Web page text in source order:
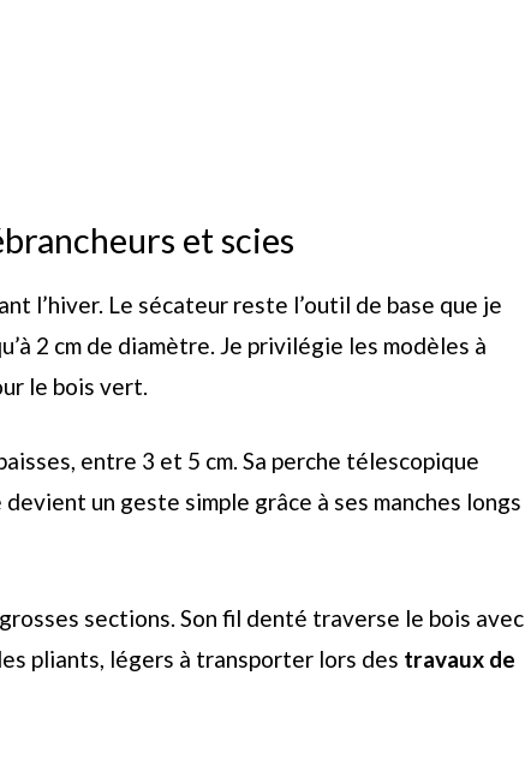
et scies
l’hiver. Le sécateur reste l’outil de base que je
2 cm de diamètre. Je privilégie les modèles à
le bois vert.
entre 3 et 5 cm. Sa perche télescopique
un geste simple grâce à ses manches longs
sections. Son fil denté traverse le bois avec
pliants, légers à transporter lors des travaux de